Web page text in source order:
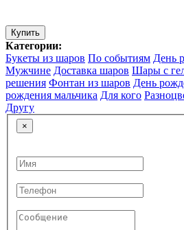
Купить
Категории:
Букеты из шаров По событиям День
Мужчине Доставка шаров Шары с
решения Фонтан из шаров День
рождения мальчика Для кого
Другу
×